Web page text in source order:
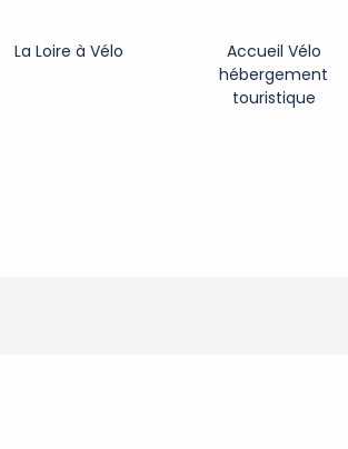
La Loire à Vélo
Accueil Vélo
hébergement
touristique